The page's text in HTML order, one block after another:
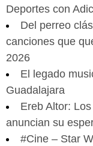
Deportes con
Del perreo
canciones que
2026
El legado
Guadalajara
Ereb Altor:
anuncian su
#Cine – Star